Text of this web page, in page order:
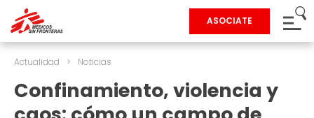
ASOCIATE
Actualidad > Noticias
Confinamiento, violencia y